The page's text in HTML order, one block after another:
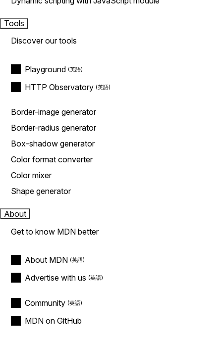
Tools
Discover our tools
Playground
HTTP Observatory
Border-image generator
Border-radius generator
Box-shadow generator
Color format converter
Color mixer
Shape generator
About
Get to know MDN better
About MDN
Advertise with us
Community
MDN on GitHub